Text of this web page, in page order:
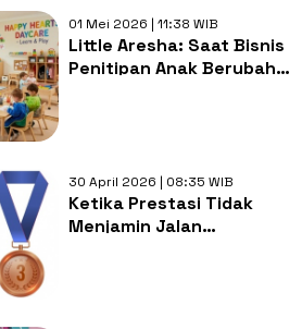
01 Mei 2026 | 11:38 WIB
Little Aresha: Saat Bisnis
Penitipan Anak Berubah
30 April 2026 | 08:35 WIB
Ketika Prestasi Tidak
Menjamin Jalan